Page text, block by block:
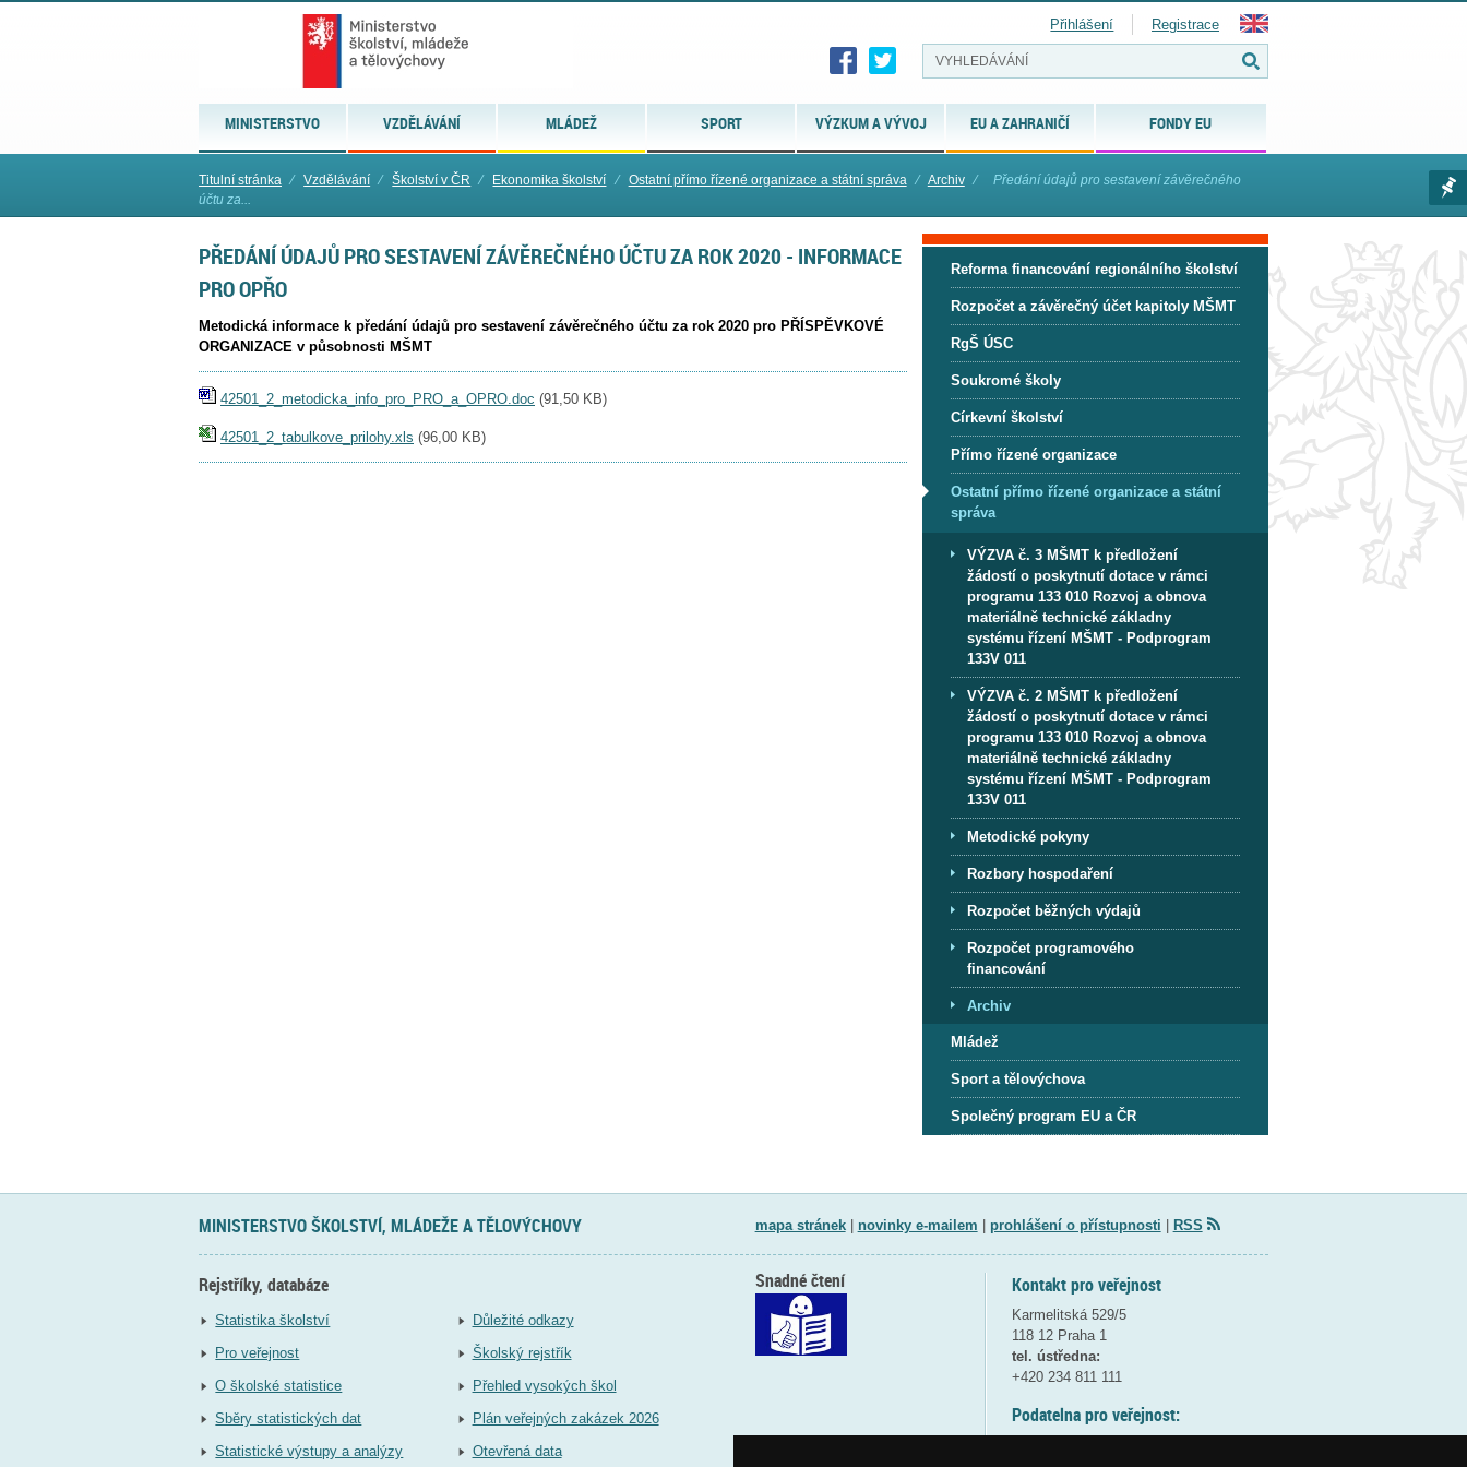
MINISTERSTVO VZDĚLÁVÁNÍ MLÁDEŽ SPORT VÝZKUM A VÝVOJ EU A ZAHRANIČÍ FONDY EU
Přihlášení Registrace
Titulní stránka ⁄ Vzdělávání ⁄ Školství v ČR ⁄ Ekonomika školství ⁄ Ostatní přímo řízené organizace a státní správa ⁄ Archiv ⁄
Předání údajů pro sestavení závěrečného
účtu za...
PŘEDÁNÍ ÚDAJŮ PRO SESTAVENÍ ZÁVĚREČNÉHO ÚČTU ZA ROK 2020 - INFORMACE
PRO OPŘO
Metodická informace k předání údajů pro sestavení závěrečného účtu za rok 2020 pro PŘÍSPĚVKOVÉ
ORGANIZACE v působnosti MŠMT
42501_2_metodicka_info_pro_PRO_a_OPRO.doc (91,50 KB)
42501_2_tabulkove_prilohy.xls (96,00 KB)
Reforma financování regionálního školství
Rozpočet a závěrečný účet kapitoly MŠMT
RgŠ ÚSC
Soukromé školy
Církevní školství
Přímo řízené organizace
Ostatní přímo řízené organizace a státní
správa
VÝZVA č. 3 MŠMT k předložení
žádostí o poskytnutí dotace v rámci
programu 133 010 Rozvoj a obnova
materiálně technické základny
systému řízení MŠMT - Podprogram
133V 011
VÝZVA č. 2 MŠMT k předložení
žádostí o poskytnutí dotace v rámci
programu 133 010 Rozvoj a obnova
materiálně technické základny
systému řízení MŠMT - Podprogram
133V 011
Metodické pokyny
Rozbory hospodaření
Rozpočet běžných výdajů
Rozpočet programového
financování
Archiv
Mládež
Sport a tělovýchova
Společný program EU a ČR
MINISTERSTVO ŠKOLSTVÍ, MLÁDEŽE A TĚLOVÝCHOVY mapa stránek| novinky e-mailem prohlášení o přístupnosti RSS
Rejstříky, databáze
Statistika školství
Pro veřejnost
O školské statistice
Sběry statistických dat
Statistické výstupy a analýzy
Důležité odkazy
Školský rejstřík
Přehled vysokých škol
Plán veřejných zakázek 2026
Otevřená data
Kontakt pro veřejnost
Karmelitská 529/5
118 12 Praha 1
tel. ústředna:
+420 234 811 111
Podatelna pro veřejnost:
Snadné čtení